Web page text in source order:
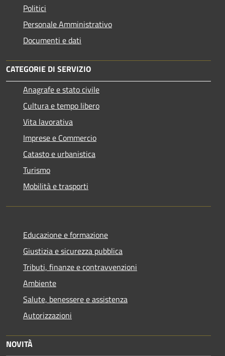
Politici
Personale Amministrativo
Documenti e dati
CATEGORIE DI SERVIZIO
Anagrafe e stato civile
Cultura e tempo libero
Vita lavorativa
Imprese e Commercio
Catasto e urbanistica
Turismo
Mobilità e trasporti
Educazione e formazione
Giustizia e sicurezza pubblica
Tributi, finanze e contravvenzioni
Ambiente
Salute, benessere e assistenza
Autorizzazioni
NOVITÀ